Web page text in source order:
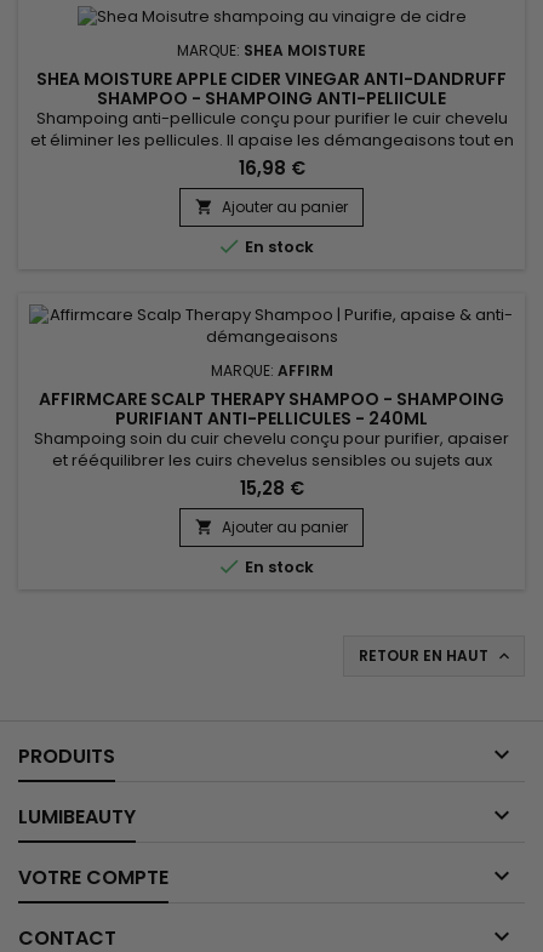
MARQUE: SHEA MOISTURE
SHEA MOISTURE APPLE CIDER VINEGAR ANTI-DANDRUFF
SHAMPOO - SHAMPOING ANTI-PELIICULE
Shampoing anti-pellicule conçu pour purifier le cuir chevelu
et éliminer les pellicules. Il apaise les démangeaisons tout en
régulant l’excès de sébum. Grâce à 3% d’acide salicylique, il
exfolie en douceur, réduit les irritations et équilibre le pH du
cuir chevelu. Enrichi en vinaigre de cidre de pomme,
niacinamide et beurre de karité, il hydrate et...
16,98 €
 Ajouter au panier
 En stock
MARQUE: AFFIRM
AFFIRMCARE SCALP THERAPY SHAMPOO - SHAMPOING
PURIFIANT ANTI-PELLICULES - 240ML
Shampoing soin du cuir chevelu conçu pour purifier, apaiser
et rééquilibrer les cuirs chevelus sensibles ou sujets aux
pellicules. Sa formule associe origan aux propriétés
antibactériennes et antifongiques pour assainir, aloe vera
pour hydrater et calmer, piroctone olamine pour aider à
contrôler les pellicules et réduire l’inconfort, ainsi que du...
15,28 €
 Ajouter au panier
 En stock
RETOUR EN HAUT 
PRODUITS 
LUMIBEAUTY 
VOTRE COMPTE 
CONTACT 